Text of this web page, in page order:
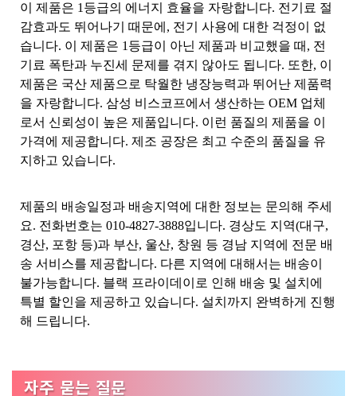
이 제품은 1등급의 에너지 효율을 자랑합니다. 전기료 절
감효과도 뛰어나기 때문에, 전기 사용에 대한 걱정이 없
습니다. 이 제품은 1등급이 아닌 제품과 비교했을 때, 전
기료 폭탄과 누진세 문제를 겪지 않아도 됩니다. 또한, 이
제품은 국산 제품으로 탁월한 냉장능력과 뛰어난 제품력
을 자랑합니다. 삼성 비스코프에서 생산하는 OEM 업체
로서 신뢰성이 높은 제품입니다. 이런 품질의 제품을 이
가격에 제공합니다. 제조 공장은 최고 수준의 품질을 유
지하고 있습니다.
제품의 배송일정과 배송지역에 대한 정보는 문의해 주세
요. 전화번호는 010-4827-3888입니다. 경상도 지역(대구,
경산, 포항 등)과 부산, 울산, 창원 등 경남 지역에 전문 배
송 서비스를 제공합니다. 다른 지역에 대해서는 배송이
불가능합니다. 블랙 프라이데이로 인해 배송 및 설치에
특별 할인을 제공하고 있습니다. 설치까지 완벽하게 진행
해 드립니다.
자주 묻는 질문